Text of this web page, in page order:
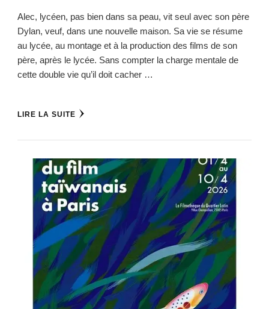
Alec, lycéen, pas bien dans sa peau, vit seul avec son père
Dylan, veuf, dans une nouvelle maison. Sa vie se résume
au lycée, au montage et à la production des films de son
père, après le lycée. Sans compter la charge mentale de
cette double vie qu’il doit cacher …
LIRE LA SUITE